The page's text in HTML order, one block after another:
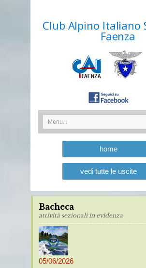
Club Alpino Italiano
Faenza
home
vedi tutte le uscite
Bacheca
attività sezionali in evidenza
05/06/2026